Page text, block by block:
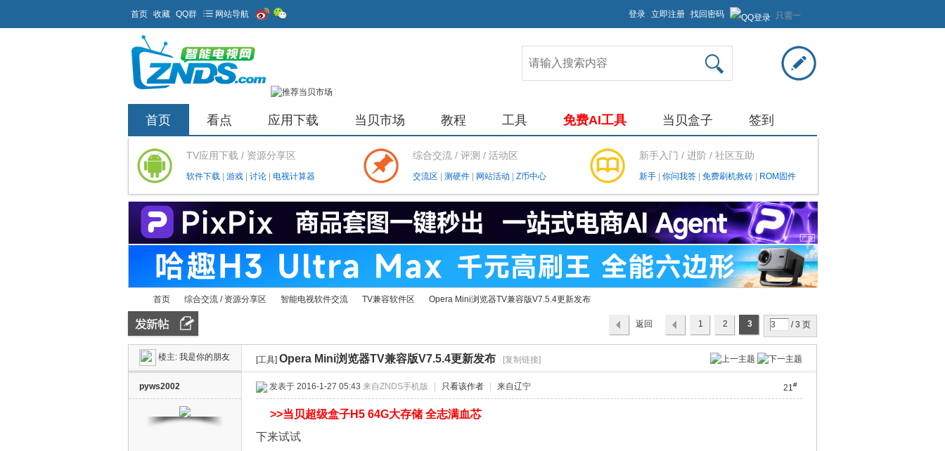
首页 收藏 QQ群 网站导航 只需一
步，快
速开始
登录 立即注册 找回密码
首页 看点 应用下载 当贝市场 教程 工具 免费AI工具 当贝盒子 签到
TV应用下载 / 资源分享区
软件下载 游戏 讨论 电视计算器
综合交流 / 评测 / 活动区
交流区 测硬件 网站活动 Z币中心
新手入门 / 进阶 / 社区互助
新手 你问我答 免费刷机救砖 ROM固件
»
首页
›
综合交流 / 资源分享区
›
智能电视软件交流
›
TV兼容软件区
›
Opera Mini浏览器TV兼容版V7.5.4更新发布
1 2 3 / 3 页
返回
列表
楼主: 我是你的朋友 [工具] Opera Mini浏览器TV兼容版V7.5.4更新发布 [复制链接]
pyws2002 21#
发表于 2016-1-27 05:43 来自ZNDS手机版 只看该作者 来自辽宁
>>当贝超级盒子H5 64G大存储 全志满血芯
下来试试